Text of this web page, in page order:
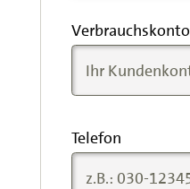
Verbrauchskonto
Telefon